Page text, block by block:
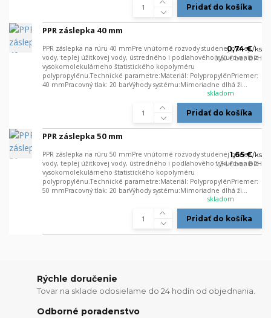
Pridať do košíka
PPR záslepka 40 mm
PPR záslepka na rúru 40 mmPre vnútorné rozvody studenej pitnej
vody, teplej úžitkovej vody, ústredného i podlahového vykurovania z
vysokomolekulárneho štatistického kopolyméru
polypropylénu.Technické parametre:Materiál: PolypropylénPriemer:
40 mmPracovný tlak: 20 barVýhody systému:Mimoriadne dlhá ži...
0,74 €/ks
0,60 €bez DPH
skladom
Pridať do košíka
PPR záslepka 50 mm
PPR záslepka na rúru 50 mmPre vnútorné rozvody studenej pitnej
vody, teplej úžitkovej vody, ústredného i podlahového vykurovania z
vysokomolekulárneho štatistického kopolyméru
polypropylénu.Technické parametre:Materiál: PolypropylénPriemer:
50 mmPracovný tlak: 20 barVýhody systému:Mimoriadne dlhá ži...
1,65 €/ks
1,34 €bez DPH
skladom
Pridať do košíka
Rýchle doručenie
Tovar na sklade odosielame do 24 hodín od objednania.
Odborné poradenstvo